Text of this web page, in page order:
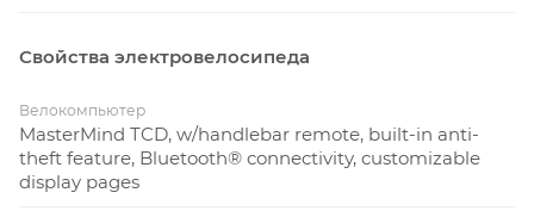
Свойства электровелосипеда
Велокомпьютер
MasterMind TCD, w/handlebar remote, built-in anti-
theft feature, Bluetooth® connectivity, customizable
display pages